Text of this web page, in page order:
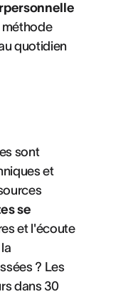
méthode
quotidien
sont
et
se
et l'écoute
? Les
dans 30